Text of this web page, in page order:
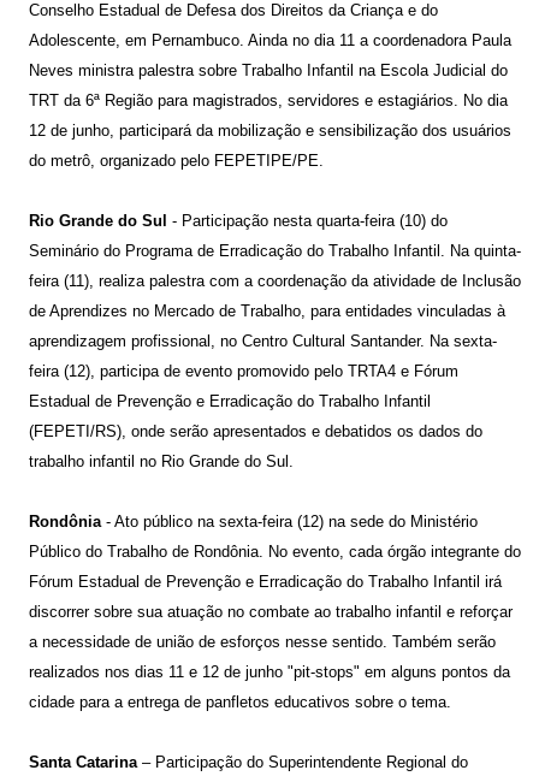
Conselho Estadual de Defesa dos Direitos da Criança e do
Adolescente, em Pernambuco. Ainda no dia 11 a coordenadora Paula
Neves ministra palestra sobre Trabalho Infantil na Escola Judicial do
TRT da 6ª Região para magistrados, servidores e estagiários. No dia
12 de junho, participará da mobilização e sensibilização dos usuários
do metrô, organizado pelo FEPETIPE/PE.
Rio Grande do Sul - Participação nesta quarta-feira (10) do
Seminário do Programa de Erradicação do Trabalho Infantil. Na quinta-
feira (11), realiza palestra com a coordenação da atividade de Inclusão
de Aprendizes no Mercado de Trabalho, para entidades vinculadas à
aprendizagem profissional, no Centro Cultural Santander. Na sexta-
feira (12), participa de evento promovido pelo TRTA4 e Fórum
Estadual de Prevenção e Erradicação do Trabalho Infantil
(FEPETI/RS), onde serão apresentados e debatidos os dados do
trabalho infantil no Rio Grande do Sul.
Rondônia- Ato público na sexta-feira (12) na sede do Ministério
Público do Trabalho de Rondônia. No evento, cada órgão integrante do
Fórum Estadual de Prevenção e Erradicação do Trabalho Infantil irá
discorrer sobre sua atuação no combate ao trabalho infantil e reforçar
a necessidade de união de esforços nesse sentido. Também serão
realizados nos dias 11 e 12 de junho "pit-stops" em alguns pontos da
cidade para a entrega de panfletos educativos sobre o tema.
Santa Catarina– Participação do Superintendente Regional do